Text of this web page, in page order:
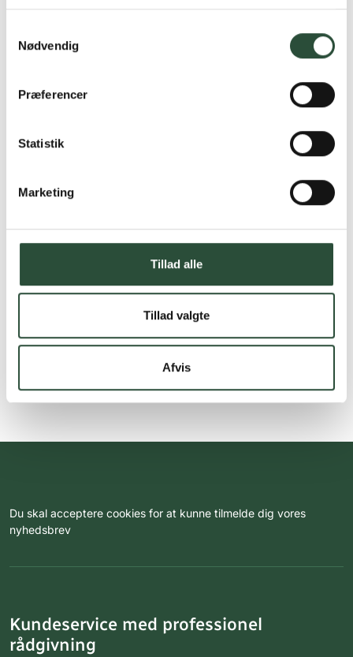
Nødvendig
Præferencer
Statistik
Marketing
Tillad alle
Tillad valgte
Afvis
Du skal acceptere cookies for at kunne tilmelde dig vores
nyhedsbrev
Kundeservice med professionel
rådgivning